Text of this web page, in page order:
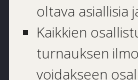
oltava asiallisia
Kaikkien
turnauksen
voidakseen